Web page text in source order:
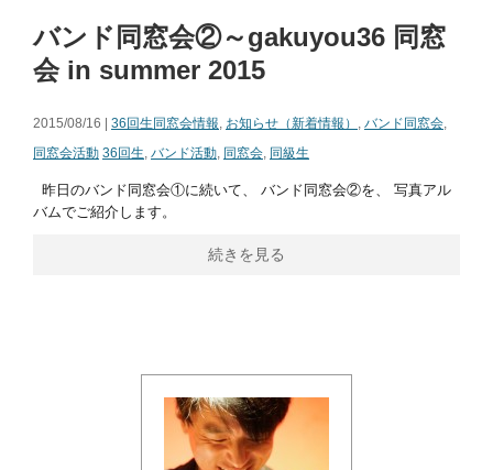
バンド同窓会②～gakuyou36 同窓
会 in summer 2015
2015/08/16 | 36回生同窓会情報, お知らせ（新着情報） , バンド同窓会,
同窓会活動 36回生, バンド活動, 同窓会, 同級生
昨日のバンド同窓会①に続いて、 バンド同窓会②を、 写真アル
バムでご紹介します。
続きを見る